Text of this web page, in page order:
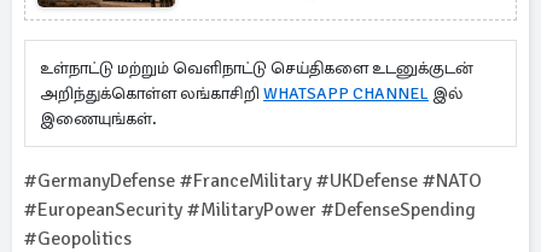
சவால்
உள்நாட்டு மற்றும் வெளிநாட்டு செய்திகளை உடனுக்குடன்
அறிந்துக்கொள்ள லங்காசிறி WHATSAPP CHANNEL இல்
இணையுங்கள்.
#GermanyDefense #FranceMilitary #UKDefense #NATO
#EuropeanSecurity #MilitaryPower #DefenseSpending
#Geopolitics